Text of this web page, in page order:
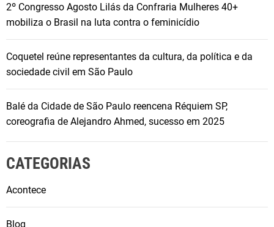
2º Congresso Agosto Lilás da Confraria Mulheres 40+
mobiliza o Brasil na luta contra o feminicídio
Coquetel reúne representantes da cultura, da política e da
sociedade civil em São Paulo
Balé da Cidade de São Paulo reencena Réquiem SP,
coreografia de Alejandro Ahmed, sucesso em 2025
CATEGORIAS
Acontece
Blog